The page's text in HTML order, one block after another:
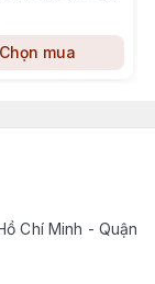
Chọn mua
Chí Minh - Quận